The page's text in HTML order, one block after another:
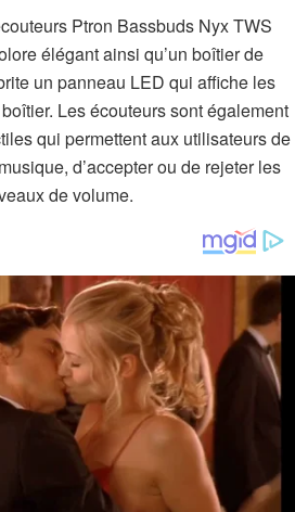
Ptron Bassbuds Nyx TWS
élégant ainsi qu’un boîtier de
un panneau LED qui affiche les
Les écouteurs sont également
qui permettent aux utilisateurs de
d’accepter ou de rejeter les
de volume.